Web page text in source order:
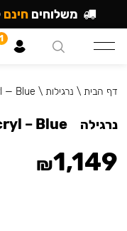
דף הבית \ נרגילות \
— Blue
נרגילה – Blue
₪1,149
משלוחים חינם
1